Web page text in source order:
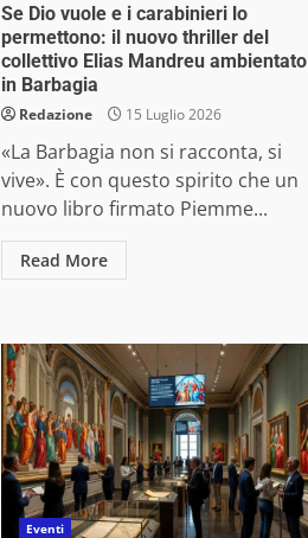
Se Dio vuole e i carabinieri lo
permettono: il nuovo thriller del
collettivo Elias Mandreu ambientato
in Barbagia
Redazione 15 Luglio 2026
«La Barbagia non si racconta, si
vive». È con questo spirito che un
nuovo libro firmato Piemme...
Read More
Eventi